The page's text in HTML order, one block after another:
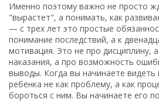
Именно поэтому важно не просто
"вырастет", а понимать, как
— с трех лет это простые
понимание последствий, а к
мотивация. Это не про дисциплину,
наказания, а про возможность
выводы. Когда вы начинаете видеть
ребенка не как проблему, а как
бороться с ним. Вы начинаете его